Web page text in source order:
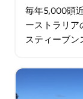
毎年5,000頭
ーストラリア
スティーブン
ルーズの快適